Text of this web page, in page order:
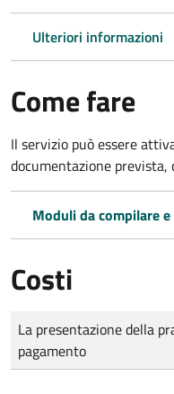
Ulteriori informazioni
Come fare
Il servizio può essere
documentazione prevista,
Moduli da compilare
Costi
Tipo di pagamento
Importo
La presentazione della
pagamento